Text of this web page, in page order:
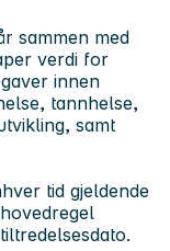
sammen med
verdi for
innen
tannhelse,
samt
tid gjeldende